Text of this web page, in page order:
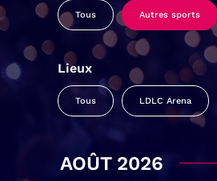
Tous Autres sports
Lieux
Tous LDLC Arena
AOÛT 2026